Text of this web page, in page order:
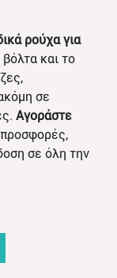
ρούχα για
και το
σε
Αγοράστε
σε όλη την